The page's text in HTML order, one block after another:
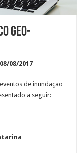
Geo-
08/2017
de inundação
a seguir: